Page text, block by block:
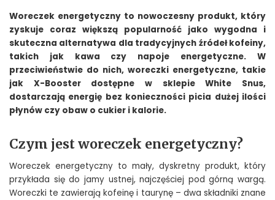
Woreczek energetyczny to nowoczesny produkt, który
zyskuje coraz większą popularność jako wygodna i
skuteczna alternatywa dla tradycyjnych źródeł kofeiny,
takich jak kawa czy napoje energetyczne. W
przeciwieństwie do nich, woreczki energetyczne, takie
jak X-Booster dostępne w sklepie White Snus,
dostarczają energię bez konieczności picia dużej ilości
płynów czy obaw o cukier i kalorie.
Czym jest woreczek energetyczny?
Woreczek energetyczny to mały, dyskretny produkt, który
przykłada się do jamy ustnej, najczęściej pod górną wargą.
Woreczki te zawierają kofeinę i taurynę – dwa składniki znane